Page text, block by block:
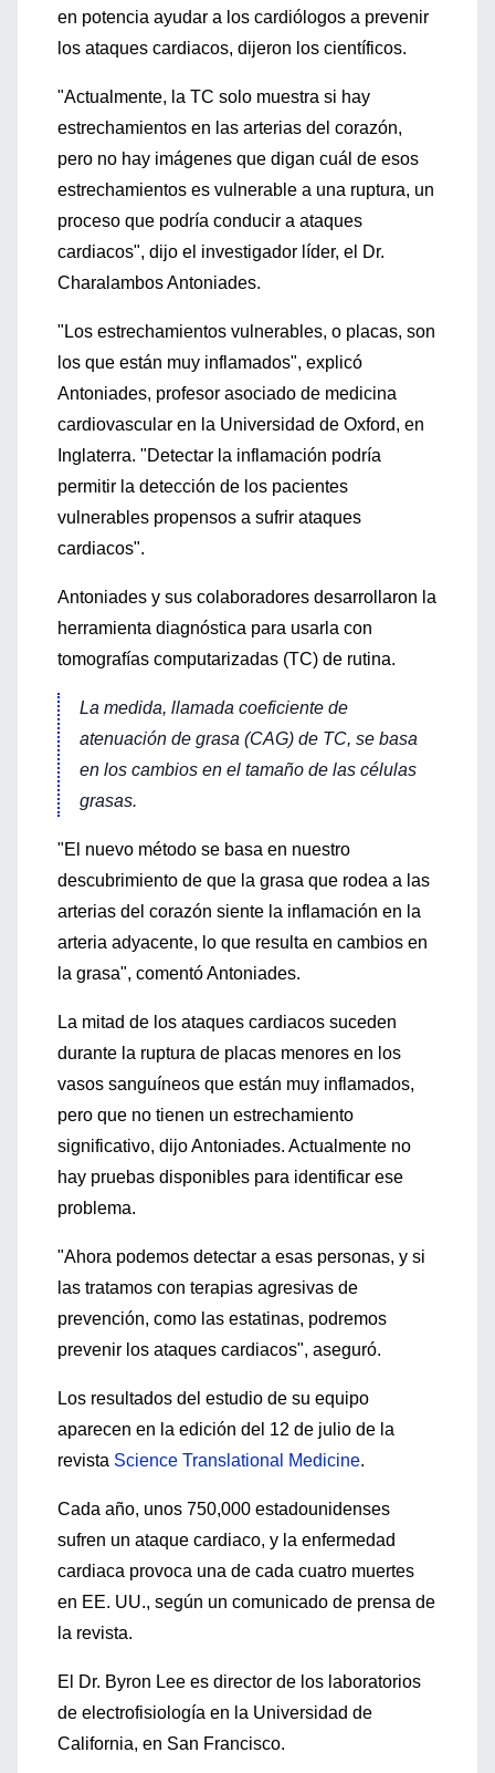
en potencia ayudar a los cardiólogos a prevenir
los ataques cardiacos, dijeron los científicos.
"Actualmente, la TC solo muestra si hay
estrechamientos en las arterias del corazón,
pero no hay imágenes que digan cuál de esos
estrechamientos es vulnerable a una ruptura, un
proceso que podría conducir a ataques
cardiacos", dijo el investigador líder, el Dr.
Charalambos Antoniades.
"Los estrechamientos vulnerables, o placas, son
los que están muy inflamados", explicó
Antoniades, profesor asociado de medicina
cardiovascular en la Universidad de Oxford, en
Inglaterra. "Detectar la inflamación podría
permitir la detección de los pacientes
vulnerables propensos a sufrir ataques
cardiacos".
Antoniades y sus colaboradores desarrollaron la
herramienta diagnóstica para usarla con
tomografías computarizadas (TC) de rutina.
La medida, llamada coeficiente de
atenuación de grasa (CAG) de TC, se basa
en los cambios en el tamaño de las células
grasas.
"El nuevo método se basa en nuestro
descubrimiento de que la grasa que rodea a las
arterias del corazón siente la inflamación en la
arteria adyacente, lo que resulta en cambios en
la grasa", comentó Antoniades.
La mitad de los ataques cardiacos suceden
durante la ruptura de placas menores en los
vasos sanguíneos que están muy inflamados,
pero que no tienen un estrechamiento
significativo, dijo Antoniades. Actualmente no
hay pruebas disponibles para identificar ese
problema.
"Ahora podemos detectar a esas personas, y si
las tratamos con terapias agresivas de
prevención, como las estatinas, podremos
prevenir los ataques cardiacos", aseguró.
Los resultados del estudio de su equipo
aparecen en la edición del 12 de julio de la
revista Science Translational Medicine.
Cada año, unos 750,000 estadounidenses
sufren un ataque cardiaco, y la enfermedad
cardiaca provoca una de cada cuatro muertes
en EE. UU., según un comunicado de prensa de
la revista.
El Dr. Byron Lee es director de los laboratorios
de electrofisiología en la Universidad de
California, en San Francisco.